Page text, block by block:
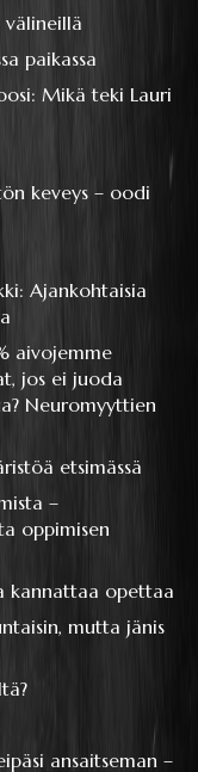
välineillä
paikassa
Mikä teki Lauri
keveys – oodi
Ajankohtaisia
aivojemme
jos ei juoda
Neuromyyttien
etsimässä
–
oppimisen
kannattaa opettaa
mutta jänis
ansaitseman –